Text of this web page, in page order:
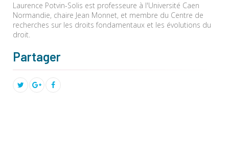
Laurence Potvin-Solis est professeure à l'Université Caen
Normandie, chaire Jean Monnet, et membre du Centre de
recherches sur les droits fondamentaux et les évolutions du
droit.
Partager